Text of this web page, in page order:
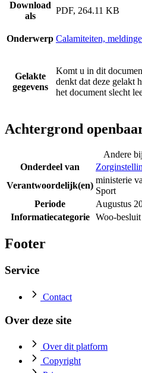
Download
als
PDF, 264.11 KB
Onderwerp Calamiteiten,
Gelakte
gegevens
Komt u in dit
denkt dat deze gelakt
het document slecht
Achtergrond
Andere
Onderdeel van
Verantwoordelijk(en)
ministerie
Sport
Periode
Augustus
Informatiecategorie
Woo-besluit
Footer
Service
Contact
Over deze site
Over dit platform
Copyright